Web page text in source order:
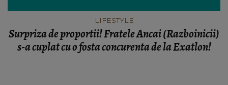
LIFESTYLE
Surpriza de proportii! Fratele Ancai (Razboinicii)
s-a cuplat cu o fosta concurenta de la Exatlon!